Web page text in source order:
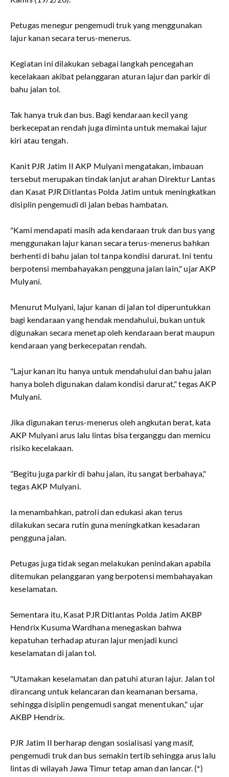
Petugas menegur pengemudi truk yang menggunakan
lajur kanan secara terus-menerus.
Kegiatan ini dilakukan sebagai langkah pencegahan
kecelakaan akibat pelanggaran aturan lajur dan parkir di
bahu jalan tol.
Tak hanya truk dan bus. Bagi kendaraan kecil yang
berkecepatan rendah juga diminta untuk memakai lajur
kiri atau tengah.
Kanit PJR Jatim II AKP Mulyani mengatakan, imbauan
tersebut merupakan tindak lanjut arahan Direktur Lantas
dan Kasat PJR Ditlantas Polda Jatim untuk meningkatkan
disiplin pengemudi di jalan bebas hambatan.
"Kami mendapati masih ada kendaraan truk dan bus yang
menggunakan lajur kanan secara terus-menerus bahkan
berhenti di bahu jalan tol tanpa kondisi darurat. Ini tentu
berpotensi membahayakan pengguna jalan lain," ujar AKP
Mulyani.
Menurut Mulyani, lajur kanan di jalan tol diperuntukkan
bagi kendaraan yang hendak mendahului, bukan untuk
digunakan secara menetap oleh kendaraan berat maupun
kendaraan yang berkecepatan rendah.
"Lajur kanan itu hanya untuk mendahului dan bahu jalan
hanya boleh digunakan dalam kondisi darurat," tegas AKP
Mulyani.
Jika digunakan terus-menerus oleh angkutan berat, kata
AKP Mulyani arus lalu lintas bisa terganggu dan memicu
risiko kecelakaan.
"Begitu juga parkir di bahu jalan, itu sangat berbahaya,"
tegas AKP Mulyani.
Ia menambahkan, patroli dan edukasi akan terus
dilakukan secara rutin guna meningkatkan kesadaran
pengguna jalan.
Petugas juga tidak segan melakukan penindakan apabila
ditemukan pelanggaran yang berpotensi membahayakan
keselamatan.
Sementara itu, Kasat PJR Ditlantas Polda Jatim AKBP
Hendrix Kusuma Wardhana menegaskan bahwa
kepatuhan terhadap aturan lajur menjadi kunci
keselamatan di jalan tol.
"Utamakan keselamatan dan patuhi aturan lajur. Jalan tol
dirancang untuk kelancaran dan keamanan bersama,
sehingga disiplin pengemudi sangat menentukan," ujar
AKBP Hendrix.
PJR Jatim II berharap dengan sosialisasi yang masif,
pengemudi truk dan bus semakin tertib sehingga arus lalu
lintas di wilayah Jawa Timur tetap aman dan lancar. (*)